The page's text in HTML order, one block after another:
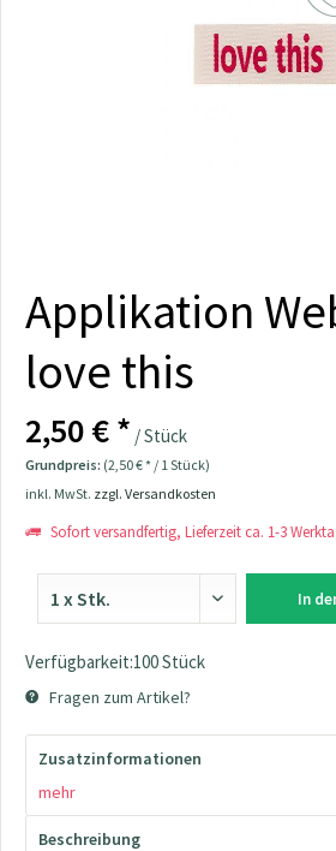
Applikation
love this
2,50 € * / Stück
Grundpreis: (2,50 € * / 1 Stück)
inkl. MwSt. zzgl. Versandkosten
Sofort versandfertig, Lieferzeit ca. 1-3
In
Verfügbarkeit:100 Stück
Fragen zum Artikel?
Zusatzinformationen
mehr
Beschreibung